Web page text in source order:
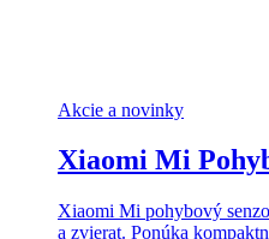
Akcie a novinky
Xiaomi Mi
Xiaomi Mi pohybový
a zvierat. Ponúka